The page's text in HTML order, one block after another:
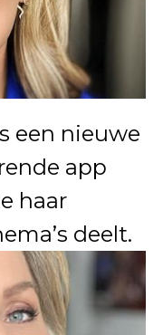
een nieuwe
app
haar
deelt.